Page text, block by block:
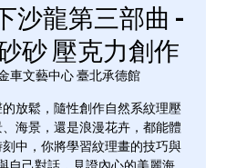
沙龍第三部曲 -
砂 壓克力創作
車文藝中心 臺北承德館
放鬆，隨性創作自然系紋理壓
海景，還是浪漫花卉，都能體
中，你將學習紋理畫的技巧與